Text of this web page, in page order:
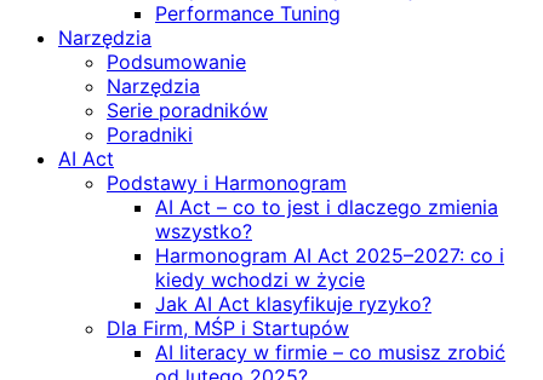
Performance Tuning
Narzędzia
Podsumowanie
Narzędzia
Serie poradników
Poradniki
AI Act
Podstawy i Harmonogram
AI Act – co to jest i dlaczego zmienia
wszystko?
Harmonogram AI Act 2025–2027: co i
kiedy wchodzi w życie
Jak AI Act klasyfikuje ryzyko?
Dla Firm, MŚP i Startupów
AI literacy w firmie – co musisz zrobić